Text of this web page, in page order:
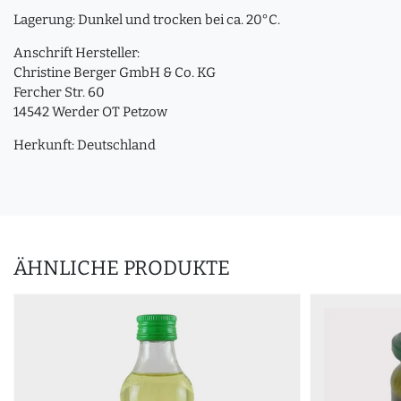
Lagerung: Dunkel und trocken bei ca. 20°C.
Anschrift Hersteller:
Christine Berger GmbH & Co. KG
Fercher Str. 60
14542 Werder OT Petzow
Herkunft: Deutschland
ÄHNLICHE PRODUKTE